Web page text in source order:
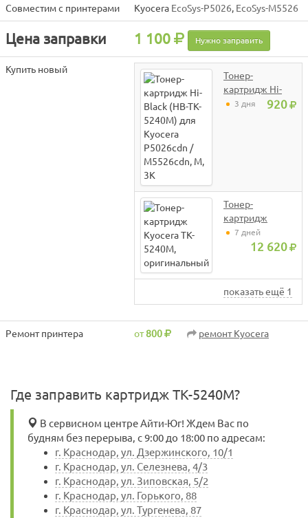
Совместим с принтерами Kyocera EcoSys-P5026, EcoSys-M5526
Цена заправки 1 100 Нужно заправить
Купить новый
Тонер-
картридж Hi-
Black (HB-TK-
3 дня 920
Тонер-
картридж
Kyocera TK-
5240M,
7 дней
12 620
показать ещё 1
Ремонт принтера от800 ремонт Kyocera
Где заправить картридж TK-5240M?
В сервисном центре Айти-Юг! Ждем Вас по
будням без перерыва, с 9:00 до 18:00 по адресам:
г. Краснодар, ул. Дзержинского, 10/1
г. Краснодар, ул. Селезнева, 4/3
г. Краснодар, ул. Зиповская, 5/2
г. Краснодар, ул. Горького, 88
г. Краснодар, ул. Тургенева, 87